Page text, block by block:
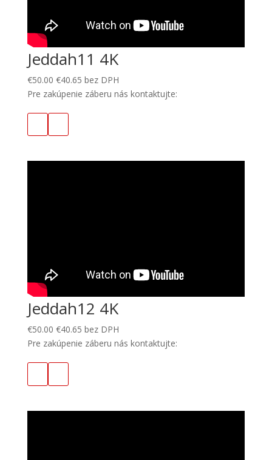
Jeddah11 4K
€50.00 €40.65 bez DPH
Pre zakúpenie záberu nás kontaktujte:
Jeddah12 4K
€50.00 €40.65 bez DPH
Pre zakúpenie záberu nás kontaktujte: